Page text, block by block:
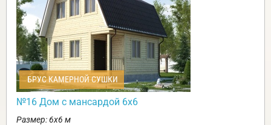
БРУС КАМЕРНОЙ СУШКИ
№16 Дом с мансардой 6х6
Размер: 6х6 м